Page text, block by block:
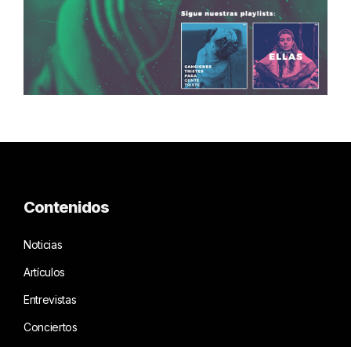
Contenidos
Noticias
Artículos
Entrevistas
Conciertos